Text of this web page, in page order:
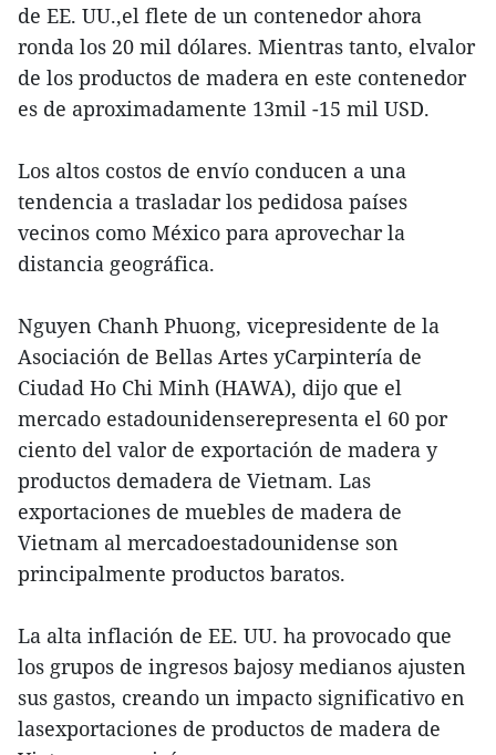
de EE. UU.,el flete de un contenedor ahora
ronda los 20 mil dólares. Mientras tanto, elvalor
de los productos de madera en este contenedor
es de aproximadamente 13mil -15 mil USD.
Los altos costos de envío conducen a una
tendencia a trasladar los pedidosa países
vecinos como México para aprovechar la
distancia geográfica.
Nguyen Chanh Phuong, vicepresidente de la
Asociación de Bellas Artes yCarpintería de
Ciudad Ho Chi Minh (HAWA), dijo que el
mercado estadounidenserepresenta el 60 por
ciento del valor de exportación de madera y
productos demadera de Vietnam. Las
exportaciones de muebles de madera de
Vietnam al mercadoestadounidense son
principalmente productos baratos.
La alta inflación de EE. UU. ha provocado que
los grupos de ingresos bajosy medianos ajusten
sus gastos, creando un impacto significativo en
lasexportaciones de productos de madera de